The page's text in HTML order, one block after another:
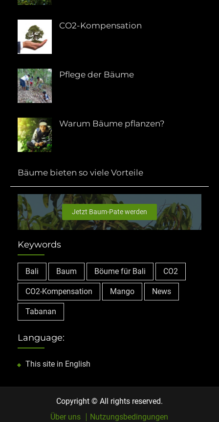
CO2-Kompensation
Pflege der Bäume
Warum Bäume pflanzen?
Bäume bieten so viele Vorteile
Jetzt Baum-Pate werden
Keywords
Bali Baum Böume für Bali CO2
CO2-Kompensation Mango News
Tabanan
Language:
This site in English
Copyright © All rights reserved.
Über uns
Nutzungsbedingungen